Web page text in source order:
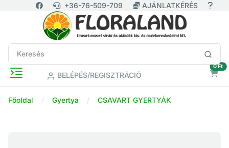
+36-76-509-709 AJÁNLATKÉRÉS
BELÉPÉS/REGISZTRÁCIÓ
0 Ft
Főoldal Gyertya CSAVART GYERTYÁK